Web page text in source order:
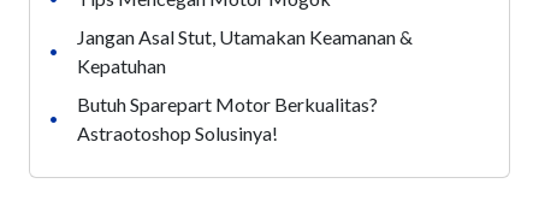
•
Jangan Asal Stut, Utamakan Keamanan &
Kepatuhan
•
Butuh Sparepart Motor Berkualitas?
Astraotoshop Solusinya!